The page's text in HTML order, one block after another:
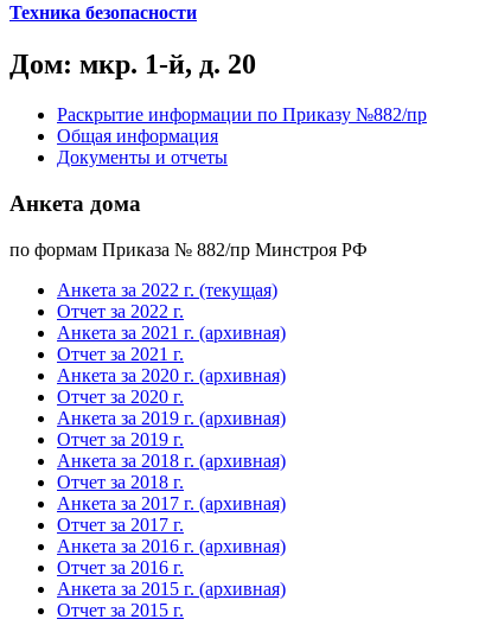
Техника безопасности
Дом: мкр. 1-й, д. 20
Раскрытие информации по Приказу №882/пр
Общая информация
Документы и отчеты
Анкета дома
по формам Приказа № 882/пр Минстроя РФ
Анкета за 2022 г. (текущая)
Отчет за 2022 г.
Анкета за 2021 г. (архивная)
Отчет за 2021 г.
Анкета за 2020 г. (архивная)
Отчет за 2020 г.
Анкета за 2019 г. (архивная)
Отчет за 2019 г.
Анкета за 2018 г. (архивная)
Отчет за 2018 г.
Анкета за 2017 г. (архивная)
Отчет за 2017 г.
Анкета за 2016 г. (архивная)
Отчет за 2016 г.
Анкета за 2015 г. (архивная)
Отчет за 2015 г.